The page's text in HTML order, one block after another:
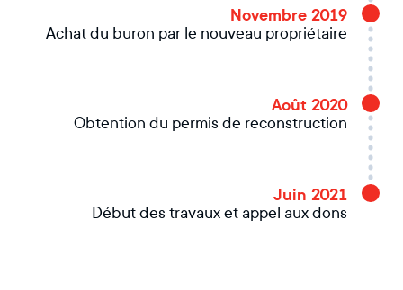
Novembre 2019
Achat du buron par le nouveau propriétaire
Août 2020
Obtention du permis de reconstruction
Juin 2021
Début des travaux et appel aux dons